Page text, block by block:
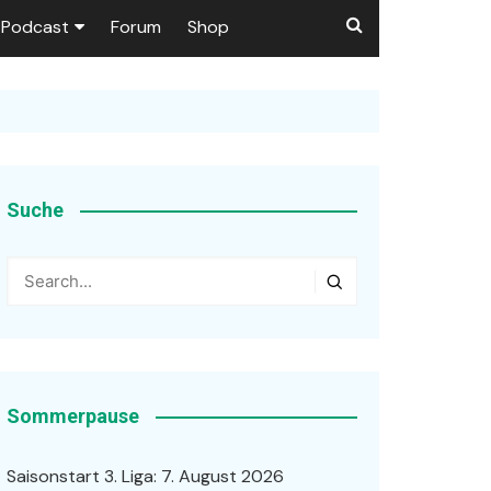
Podcast Forum Shop
Suche
Sommerpause
Saisonstart 3. Liga: 7. August 2026